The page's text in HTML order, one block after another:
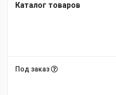
Каталог товаров
Под заказ